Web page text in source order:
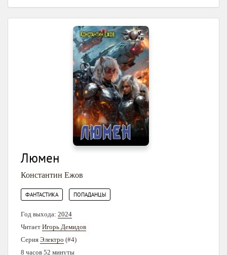
Люмен
Константин Ежов
ФАНТАСТИКА ПОПАДАНЦЫ
Год выхода: 2024
Читает Игорь Демидов
Серия Электро (#4)
8 часов 52 минуты